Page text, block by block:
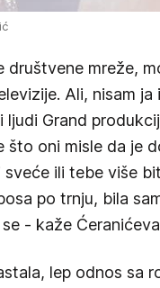
društvene mreže,
Ali, nisam
ljudi Grand
što oni misle da je
ili tebe više
po trnju, bila
- kaže
lep odnos sa